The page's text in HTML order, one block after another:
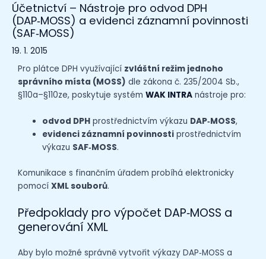
Účetnictví – Nástroje pro odvod DPH
(DAP‑MOSS) a evidenci záznamní povinnosti
(SAF‑MOSS)
19. 1. 2015
Pro plátce DPH využívající zvláštní režim jednoho
správního místa (MOSS) dle zákona č. 235/2004 Sb.,
§110a–§110ze, poskytuje systém WAK INTRA nástroje pro:
odvod DPH prostřednictvím výkazu DAP‑MOSS,
evidenci záznamní povinnosti prostřednictvím
výkazu SAF‑MOSS.
Komunikace s finančním úřadem probíhá elektronicky
pomocí XML souborů.
Předpoklady pro výpočet DAP‑MOSS a
generování XML
Aby bylo možné správně vytvořit výkazy DAP‑MOSS a